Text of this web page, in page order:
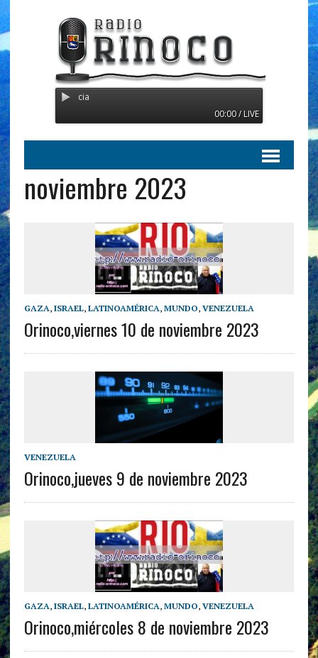
Radio Orinoco -
00:00 / LIVE
noviembre 2023
GAZA, ISRAEL, LATINOAMÉRICA, MUNDO, VENEZUELA
Orinoco,viernes 10 de noviembre 2023
VENEZUELA
Orinoco,jueves 9 de noviembre 2023
GAZA, ISRAEL, LATINOAMÉRICA, MUNDO, VENEZUELA
Orinoco,miércoles 8 de noviembre 2023